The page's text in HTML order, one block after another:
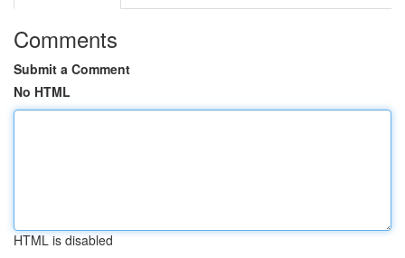
Comments
Submit a Comment
No HTML
HTML is disabled